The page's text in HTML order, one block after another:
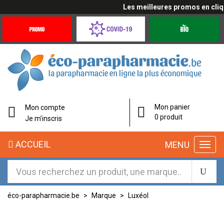
Les meilleures promos en
Offres
Coronavirus
éco-
parapharmacie.fr
éco-
parapharmacie.fr
Mon compte
Je m’inscris
Mon panier
0 produit
MENU
ACCUEIL
éco-parapharmacie.be Marque
Luxéol